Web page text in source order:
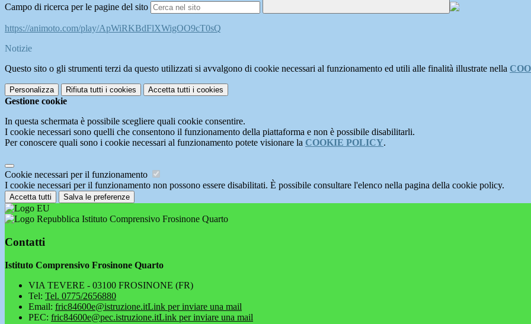
Campo di ricerca per le pagine del sito
https://animoto.com/play/ApWiRKBdFlXWigOO9cT0sQ
Notizie
Questo sito o gli strumenti terzi da questo utilizzati si avvalgono di cookie necessari al funzionamento ed utili alle finalità illustrate nella
Personalizza Rifiuta tutti i cookies Accetta tutti i cookies
Gestione cookie
In questa schermata è possibile scegliere quali cookie consentire.
I cookie necessari sono quelli che consentono il funzionamento della piattaforma e non è possibile disabilitarli.
Per conoscere quali sono i cookie necessari al funzionamento potete visionare la COOKIE POLICY.
Cookie necessari per il funzionamento
I cookie necessari per il funzionamento non possono essere disabilitati. È possibile consultare l'elenco nella pagina della cookie policy.
Accetta tutti Salva le preferenze
Istituto Comprensivo Frosinone Quarto
Contatti
Istituto Comprensivo Frosinone Quarto
VIA TEVERE - 03100 FROSINONE (FR)
Tel: Tel. 0775/2656880
Email: fric84600e@istruzione.itLink per inviare una mail
PEC: fric84600e@pec.istruzione.itLink per inviare una mail